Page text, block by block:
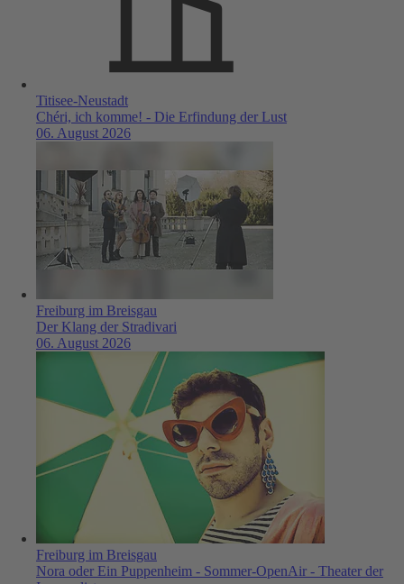
Titisee-Neustadt
Chéri, ich komme! - Die Erfindung der Lust
06. August 2026
Freiburg im Breisgau
Der Klang der Stradivari
06. August 2026
Freiburg im Breisgau
Nora oder Ein Puppenheim - Sommer-OpenAir - Theater der